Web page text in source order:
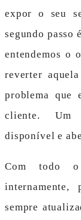
expor o seu
segundo passo
entendemos o
reverter
problema que
cliente. Um
disponível e
Com todo o
internamente,
sempre